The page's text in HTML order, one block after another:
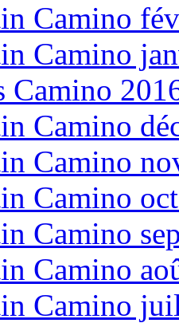
Camino
Camino
Camino
Camino
Camino
Camino
Camino
Camino
Camino